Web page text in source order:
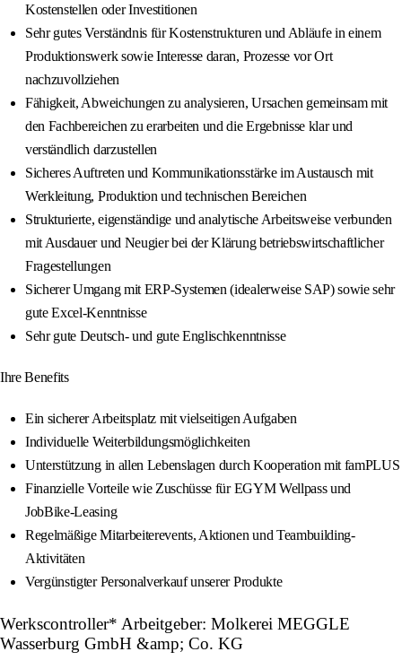
Kostenstellen oder Investitionen
Sehr gutes Verständnis für Kostenstrukturen und Abläufe in einem
Produktionswerk sowie Interesse daran, Prozesse vor Ort
nachzuvollziehen
Fähigkeit, Abweichungen zu analysieren, Ursachen gemeinsam mit
den Fachbereichen zu erarbeiten und die Ergebnisse klar und
verständlich darzustellen
Sicheres Auftreten und Kommunikationsstärke im Austausch mit
Werkleitung, Produktion und technischen Bereichen
Strukturierte, eigenständige und analytische Arbeitsweise verbunden
mit Ausdauer und Neugier bei der Klärung betriebswirtschaftlicher
Fragestellungen
Sicherer Umgang mit ERP-Systemen (idealerweise SAP) sowie sehr
gute Excel-Kenntnisse
Sehr gute Deutsch- und gute Englischkenntnisse
Ihre Benefits
Ein sicherer Arbeitsplatz mit vielseitigen Aufgaben
Individuelle Weiterbildungsmöglichkeiten
Unterstützung in allen Lebenslagen durch Kooperation mit famPLUS
Finanzielle Vorteile wie Zuschüsse für EGYM Wellpass und
JobBike-Leasing
Regelmäßige Mitarbeiterevents, Aktionen und Teambuilding-
Aktivitäten
Vergünstigter Personalverkauf unserer Produkte
Werkscontroller* Arbeitgeber: Molkerei MEGGLE
Wasserburg GmbH &amp; Co. KG